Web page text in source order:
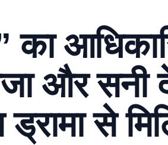
का
और
से